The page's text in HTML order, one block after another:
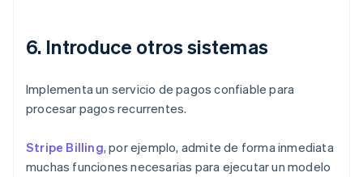
6. Introduce otros sistemas
Implementa un servicio de pagos confiable para
procesar pagos recurrentes.
Stripe Billing, por ejemplo, admite de forma inmediata
muchas funciones necesarias para ejecutar un modelo